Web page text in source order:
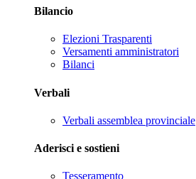
Bilancio
Elezioni Trasparenti
Versamenti amministratori
Bilanci
Verbali
Verbali assemblea provinciale
Aderisci e sostieni
Tesseramento